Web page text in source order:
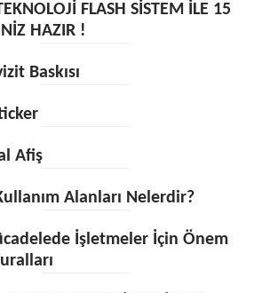
FLASH SİSTEM İLE 15
HAZIR !
Baskısı
Afiş
Alanları Nelerdir?
İşletmeler İçin Önem